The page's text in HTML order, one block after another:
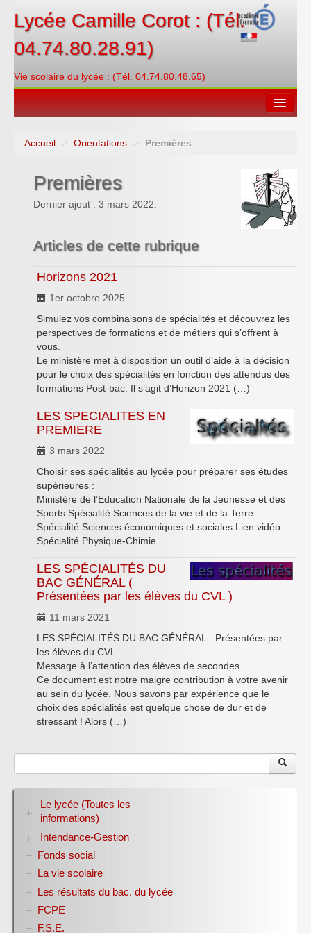
Lycée Camille Corot : (Tél.
04.74.80.28.91)
Vie scolaire du lycée : (Tél. 04.74.80.48.65)
Orientations
Contacter
PRONOTE
ENT
Inforizon
Esidoc
Arena Grenoble
Accueil > Orientations > Premières
Premières
Dernier ajout : 3 mars 2022.
Articles de cette rubrique
Horizons 2021
1er octobre 2025
Simulez vos combinaisons de spécialités et découvrez les
perspectives de formations et de métiers qui s’offrent à
vous.
Le ministère met à disposition un outil d’aide à la décision
pour le choix des spécialités en fonction des attendus des
formations Post-bac. Il s’agit d’Horizon 2021 (…)
LES SPECIALITES EN
PREMIERE
3 mars 2022
Choisir ses spécialités au lycée pour préparer ses études
supérieures :
Ministère de l’Education Nationale de la Jeunesse et des
Sports Spécialité Sciences de la vie et de la Terre
Spécialité Sciences économiques et sociales Lien vidéo
Spécialité Physique-Chimie
LES SPÉCIALITÉS DU
BAC GÉNÉRAL (
Présentées par les élèves du CVL )
11 mars 2021
LES SPÉCIALITÉS DU BAC GÉNÉRAL : Présentées par
les élèves du CVL
Message à l’attention des élèves de secondes
Ce document est notre maigre contribution à votre avenir
au sein du lycée. Nous savons par expérience que le
choix des spécialités est quelque chose de dur et de
stressant ! Alors (…)
Le lycée (Toutes les
informations)
RENTREE 2026-2027
Stage des élèves de seconde
Intendance-Gestion
Restauration scolaire
Bourses nationales
Année scolaire 2017-2018
Année scolaire 2018-2019
Année scolaire 2019-2020
Fonds social
La vie scolaire
Les résultats du bac. du lycée
FCPE
F.S.E.